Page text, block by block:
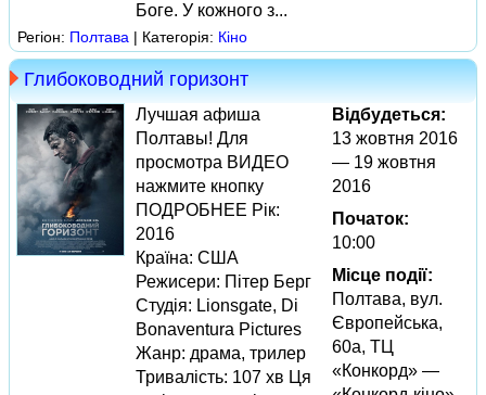
Боге. У кожного з...
Регіон: Полтава | Категорія: Кіно
Глибоководний горизонт
Лучшая афиша
Полтавы! Для
просмотра ВИДЕО
нажмите кнопку
ПОДРОБНЕЕ Рік:
2016
Країна: США
Режисери: Пітер Берг
Студія: Lionsgate, Di
Bonaventura Pictures
Жанр: драма, трилер
Тривалість: 107 хв Ця
Відбудеться:
13 жовтня 2016
— 19 жовтня
2016
Початок:
10:00
Місце події:
Полтава, вул.
Європейська,
60а, ТЦ
«Конкорд» —